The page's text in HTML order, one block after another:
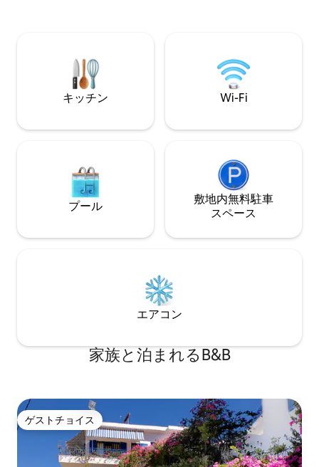
練された夏の隠れ
をお楽しみいただ
キッチン Wi-Fi
プール
敷地内無料駐⁠車
ス⁠ペ⁠ー⁠ス
エアコン
家族と泊まれるB&B
ゲストチョイス
ゲストチョイス